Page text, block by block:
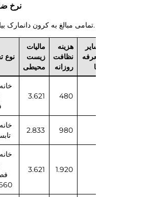
خالی
نرخ
تمامی مبالغ به کرون دانمارک بیان شده است.
نوع
مالیات
زیست
محیطی
هزینه
نظافت
روزانه
سایر
تعرفه
ها
3.621 480
2.833 980
660
3.621 1.920